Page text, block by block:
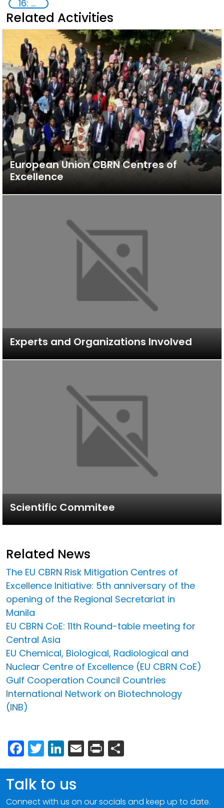
16: Peace, justice and strong institutions
Related Activities
European Union CBRN Centres of
Excellence
Experts and Organizations Involved
Scientific Commitee
Related News
The EU CBRN Risk Mitigation Centres of
Excellence Initiative: 5th anniversary of the
opening of the Regional Secretariat in
Manila
EU CBRN CoE: 11th Round-table meeting for
Central Asia
EU Chemical, Biological, Radiological and
Nuclear Centre of Excellence (EU CBRN CoE)
Gulf Cooperation Council Countries
International Network on Biotechnology
(INB)
Facebook
Twitter
LinkedIn
Email
Print
Talk to us
Connect with us on our socials and keep up to date.